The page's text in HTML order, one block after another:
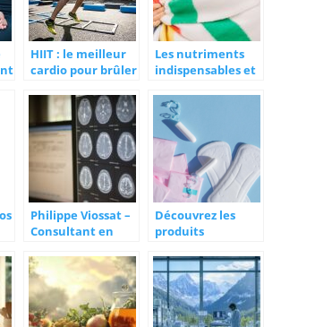
HIIT : le meilleur
cardio pour brûler
Les nutriments
indispensables et
alimentaires pour
vivre mieux
Philippe Viossat –
Consultant en
médicale
Découvrez les
produits
pour
l’incontinence